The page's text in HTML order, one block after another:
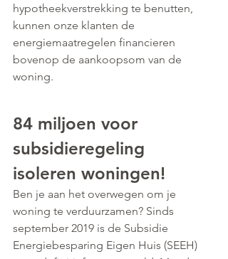
hypotheekverstrekking te benutten,
kunnen onze klanten de
energiemaatregelen financieren
bovenop de aankoopsom van de
woning.
84 miljoen voor
subsidieregeling
isoleren woningen!
Ben je aan het overwegen om je
woning te verduurzamen? Sinds
september 2019 is de Subsidie
Energiebesparing Eigen Huis (SEEH)